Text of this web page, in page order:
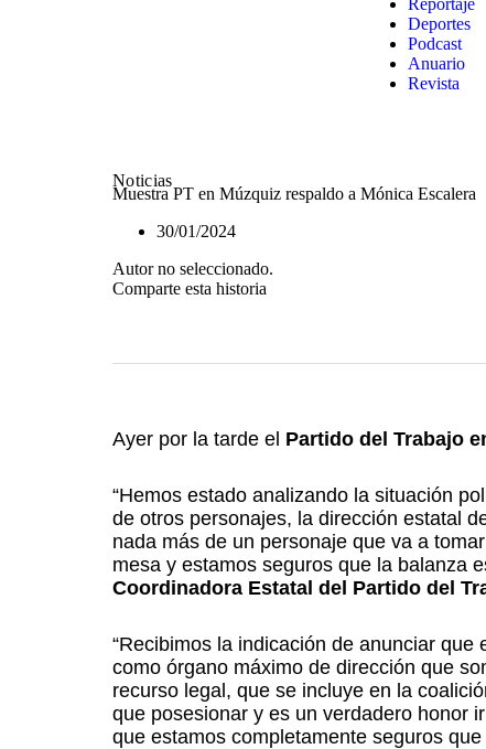
Deportes
Podcast
Anuario
Revista
Noticias
Muestra PT en Múzquiz respaldo a Mónica Escalera
30/01/2024
Autor no seleccionado.
Comparte esta historia
Ayer por la tarde el Partido del Trabajo
“Hemos estado analizando la situación
de otros personajes, la dirección estatal
nada más de un personaje que va a
mesa y estamos seguros que la balanza
Coordinadora Estatal del Partido del
“Recibimos la indicación de anunciar
como órgano máximo de dirección que
recurso legal, que se incluye en la
que posesionar y es un verdadero honor
que estamos completamente seguros que